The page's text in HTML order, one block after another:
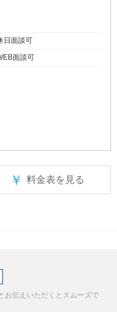
日面談可
面談可
￥ 料金表を見る
お伝えいただくとスムーズで